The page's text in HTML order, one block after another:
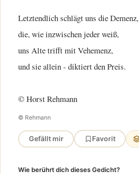
Letztendlich schlägt uns die Demenz,
die, wie inzwischen jeder weiß,
uns Alte trifft mit Vehemenz,
und sie allein - diktiert den Preis.
© Horst Rehmann
© Rehmann
Gefällt mir Favorit
Wie berührt dich dieses Gedicht?